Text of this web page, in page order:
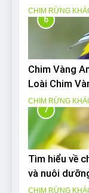
CHIM RỪNG
6
Chim Vàng
Loài Chim
CHIM RỪNG
7
Tìm hiểu về
và nuôi
CHIM RỪNG